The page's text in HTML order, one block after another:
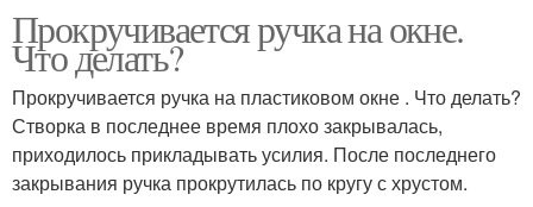
Прокручивается ручка на окне.
Что делать?
Прокручивается ручка на пластиковом окне . Что делать?
Створка в последнее время плохо закрывалась,
приходилось прикладывать усилия. После последнего
закрывания ручка прокрутилась по кругу с хрустом.